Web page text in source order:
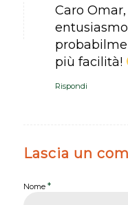
Caro
più facilità!
Rispondi
Lascia un
Nome *